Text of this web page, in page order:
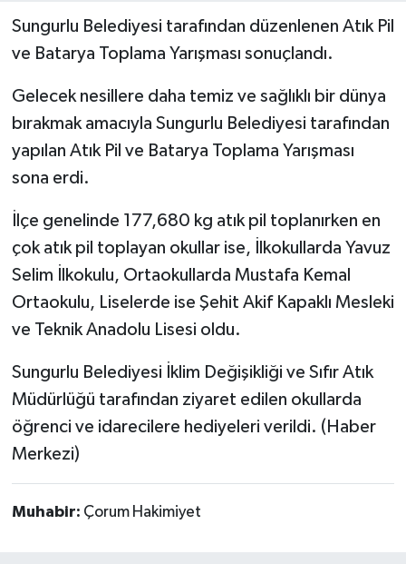
Sungurlu Belediyesi tarafından düzenlenen Atık Pil
ve Batarya Toplama Yarışması sonuçlandı.
Gelecek nesillere daha temiz ve sağlıklı bir dünya
bırakmak amacıyla Sungurlu Belediyesi tarafından
yapılan Atık Pil ve Batarya Toplama Yarışması
sona erdi.
İlçe genelinde 177,680 kg atık pil toplanırken en
çok atık pil toplayan okullar ise, İlkokullarda Yavuz
Selim İlkokulu, Ortaokullarda Mustafa Kemal
Ortaokulu, Liselerde ise Şehit Akif Kapaklı Mesleki
ve Teknik Anadolu Lisesi oldu.
Sungurlu Belediyesi İklim Değişikliği ve Sıfır Atık
Müdürlüğü tarafından ziyaret edilen okullarda
öğrenci ve idarecilere hediyeleri verildi. (Haber
Merkezi)
Muhabir: Çorum Hakimiyet